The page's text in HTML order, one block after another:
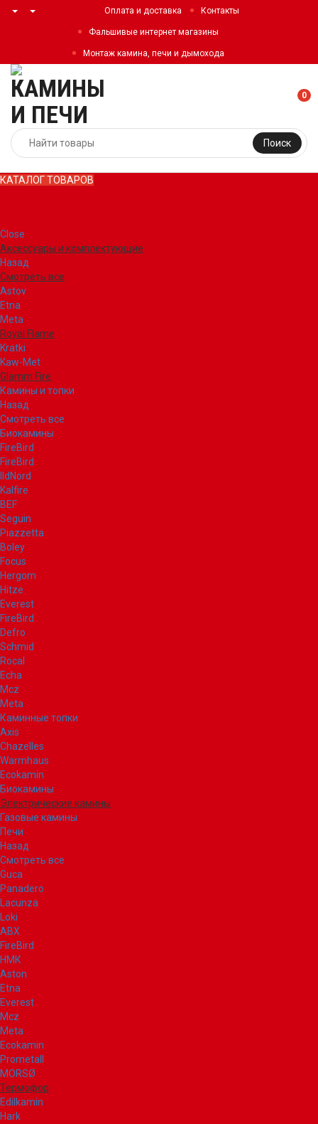
Оплата и доставка Контакты
Фальшивые интернет магазины
Монтаж камина, печи и дымохода
Поиск
0
КАТАЛОГ ТОВАРОВ
Close
Аксессуары и комплектующие
Назад
Смотреть все
Astov
Etna
Meta
Royal Flame
Kratki
Kaw-Met
Glamm Fire
Камины и топки
Назад
Смотреть все
Биокамины
FireBird
FireBird
IldNord
Kalfire
BEF
Seguin
Piazzetta
Boley
Focus
Hergom
Hitze
Everest
FireBird
Defro
Schmid
Rocal
Echa
Mcz
Meta
Каминные топки
Axis
Chazelles
Warmhaus
Ecokamin
Биокамины
Электрические камины
Газовые камины
Печи
Назад
Смотреть все
Guca
Panadero
Lacunza
Loki
ABX
FireBird
НМК
Aston
Etna
Everest
Mcz
Meta
Ecokamin
Prometall
MORSØ
Термофор
Edilkamin
Hark